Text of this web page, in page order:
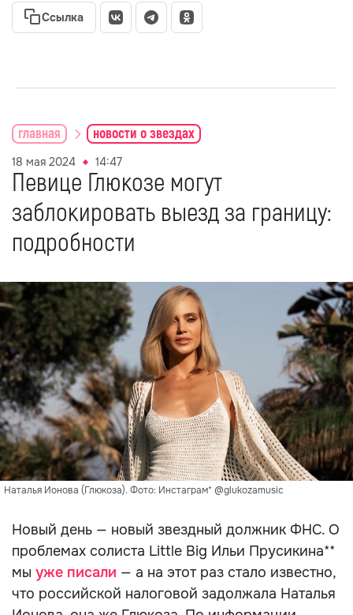
Ссылка
главная новости о звездах
18 мая 2024 14:47
Певице Глюкозе могут
заблокировать выезд за границу:
подробности
Наталья Ионова (Глюкоза). Фото: Инстаграм* @glukozamusic
Новый день — новый звездный должник ФНС. О
проблемах солиста Little Big Ильи Прусикина**
мы уже писали — а на этот раз стало известно,
что российской налоговой задолжала Наталья